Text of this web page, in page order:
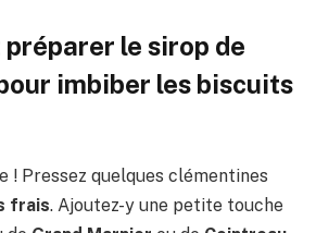
le sirop de
imbiber les biscuits
! Pressez quelques clémentines
frais. Ajoutez-y une petite touche